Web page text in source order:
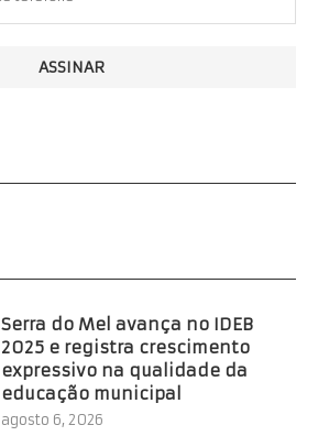
Serra do Mel avança no IDEB
2025 e registra crescimento
expressivo na qualidade da
educação municipal
agosto 6, 2026